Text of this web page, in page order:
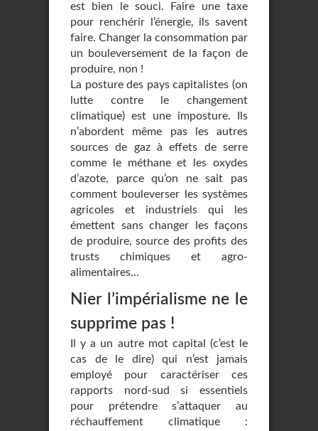
est bien le souci. Faire une taxe
pour renchérir l’énergie, ils savent
faire. Changer la consommation par
un bouleversement de la façon de
produire, non !
La posture des pays capitalistes (on
lutte contre le changement
climatique) est une imposture. Ils
n’abordent même pas les autres
sources de gaz à effets de serre
comme le méthane et les oxydes
d’azote, parce qu’on ne sait pas
comment bouleverser les systèmes
agricoles et industriels qui les
émettent sans changer les façons
de produire, source des profits des
trusts chimiques et agro-
alimentaires...
Nier l’impérialisme ne le
supprime pas !
Il y a un autre mot capital (c’est le
cas de le dire) qui n’est jamais
employé pour caractériser ces
rapports nord-sud si essentiels
pour prétendre s’attaquer au
réchauffement climatique :